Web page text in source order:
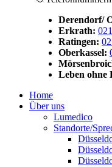
Derendorf/
Erkrath:
Ratingen:
Oberkassel:
Leben ohne
Home
Über uns
Lumedico
Standorte/